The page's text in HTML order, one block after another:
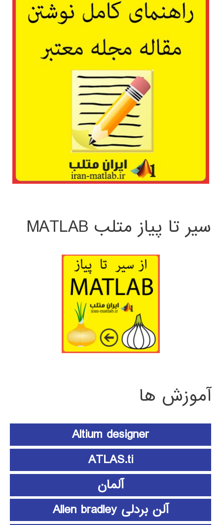
سیر تا پیاز متلب MATLAB
آموزش ها
Altium designer
ATLAS.ti
آلمان
آلن بردلی Allen bradley